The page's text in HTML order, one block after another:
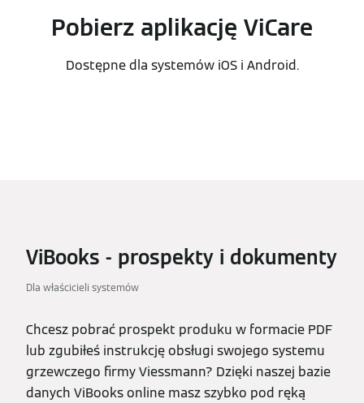
Pobierz aplikację ViCare
Dostępne dla systemów iOS i Android.
ViBooks - prospekty i dokumenty
Dla właścicieli systemów
Chcesz pobrać prospekt produku w formacie PDF
lub zgubiłeś instrukcję obsługi swojego systemu
grzewczego firmy Viessmann? Dzięki naszej bazie
danych ViBooks online masz szybko pod ręką